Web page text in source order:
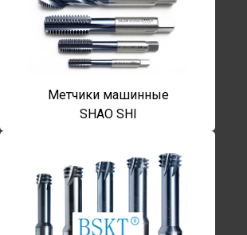
Метчики машинные
SHAO SHI